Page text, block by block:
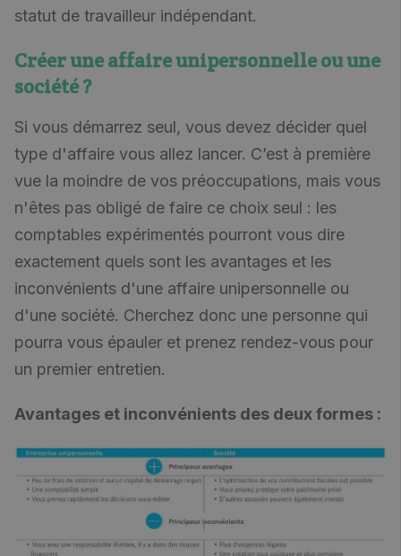
statut de travailleur indépendant.
Créer une affaire unipersonnelle ou une
société ?
Si vous démarrez seul, vous devez décider quel
type d'affaire vous allez lancer. C’est à première
vue la moindre de vos préoccupations, mais vous
n'êtes pas obligé de faire ce choix seul : les
comptables expérimentés pourront vous dire
exactement quels sont les avantages et les
inconvénients d'une affaire unipersonnelle ou
d'une société. Cherchez donc une personne qui
pourra vous épauler et prenez rendez-vous pour
un premier entretien.
Avantages et inconvénients des deux formes :